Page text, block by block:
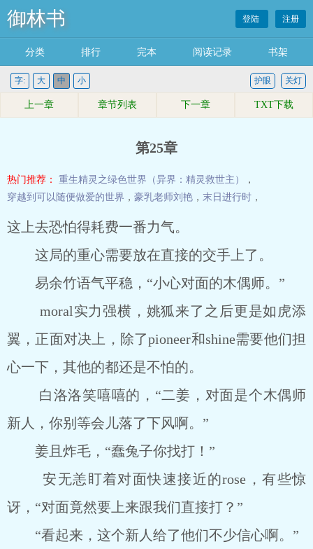
御林书 登陆 注册
分类 排行 完本 阅读记录 书架
字: 大 中 小 关灯
护眼
上一章 章节列表 下一章 TXT下载
第25章
热门推荐： 重生精灵之绿色世界（异界：精灵救世主）
，
穿越到可以随便做爱的世界 ， 豪乳老师刘艳 ， 末日进行时 ，
这上去恐怕得耗费一番力气。
这局的重心需要放在直接的交手上了。
易余竹语气平稳，“小心对面的木偶师。”
moral实力强横，姚狐来了之后更是如虎添
翼，正面对决上，除了pioneer和shine需要他们担
心一下，其他的都还是不怕的。
白洛洛笑嘻嘻的，“二姜，对面是个木偶师
新人，你别等会儿落了下风啊。”
姜且炸毛，“蠢兔子你找打！”
安无恙盯着对面快速接近的rose，有些惊
讶，“对面竟然要上来跟我们直接打？”
“看起来，这个新人给了他们不少信心啊。”